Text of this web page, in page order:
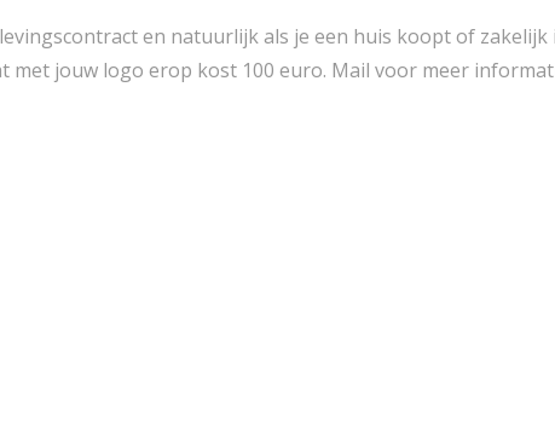
en natuurlijk als je een huis koopt of zakelijk
met jouw logo erop kost 100 euro. Mail voor meer